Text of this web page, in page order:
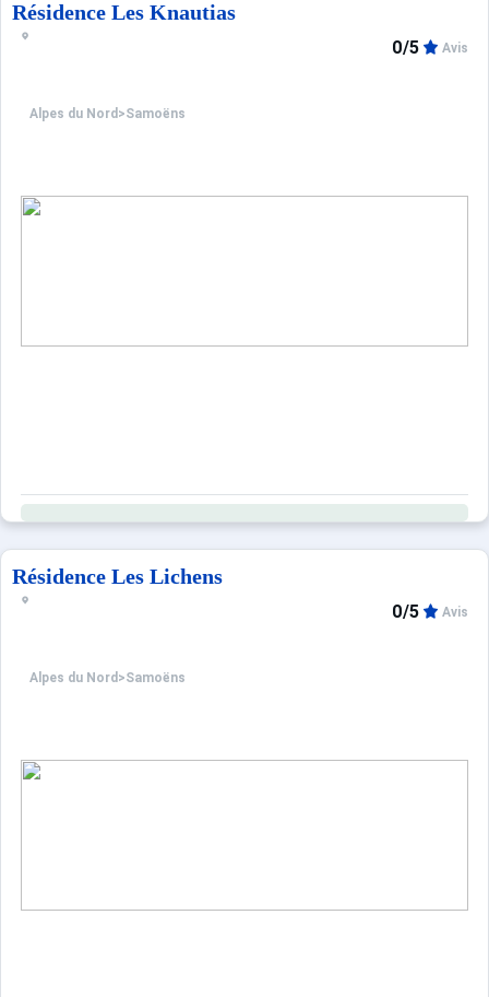
Résidence Les Knautias
Alpes du Nord >Samoëns
0/5 Avis
Résidence Les Lichens
Alpes du Nord >Samoëns
0/5 Avis